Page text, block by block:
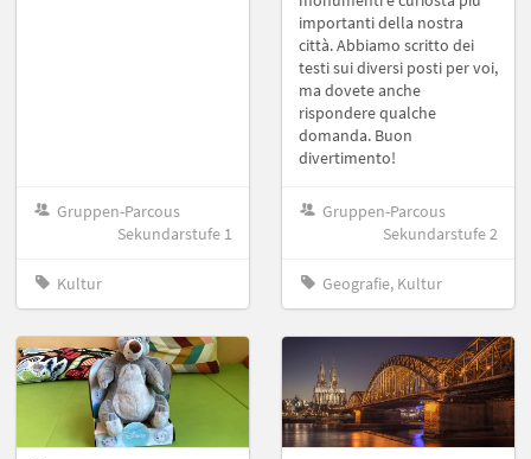
Gruppen-Parcous
Sekundarstufe 1
Kultur
importanti della nostra
città. Abbiamo scritto dei
testi sui diversi posti per voi,
ma dovete anche
rispondere qualche
domanda. Buon
divertimento!
Gruppen-Parcous
Sekundarstufe 2
Geografie, Kultur